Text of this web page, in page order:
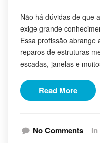
Não há dúvidas de que
exige grande
Essa profissão abrange
reparos de estruturas
escadas, janelas e
Read More
No Comments In